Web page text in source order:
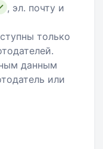
, эл. почту и
только
данным
или